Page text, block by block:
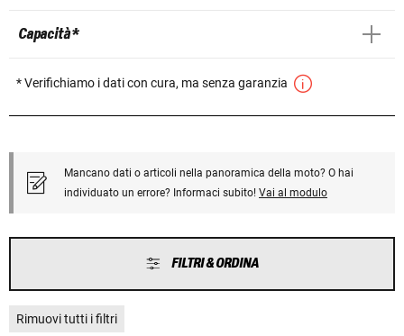
Capacità *
* Verifichiamo i dati con cura, ma senza garanzia
Mancano dati o articoli nella panoramica della moto? O hai
individuato un errore? Informaci subito! Vai al modulo
FILTRI & ORDINA
Rimuovi tutti i filtri